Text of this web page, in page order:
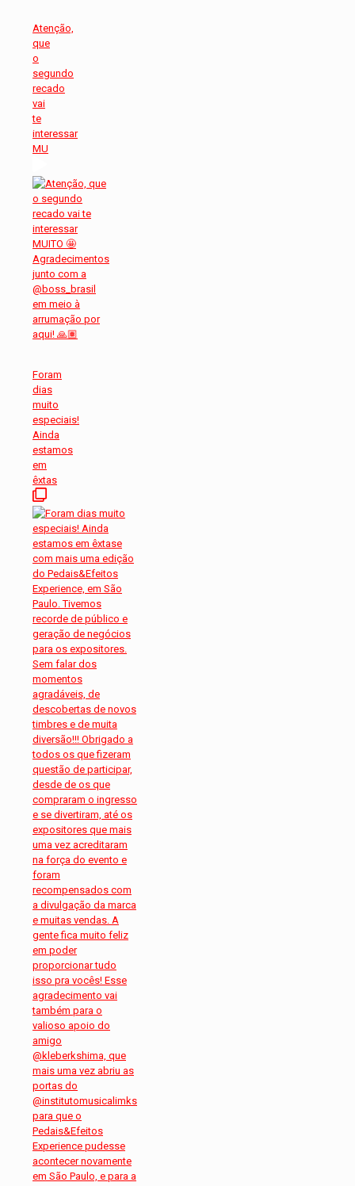
Atenção,
que
o
segundo
recado
vai
te
interessar
MU
Foram
dias
muito
especiais!
Ainda
estamos
em
êxtas